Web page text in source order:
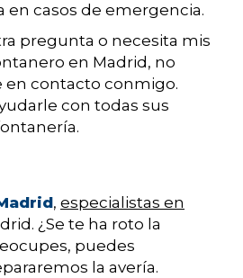
en casos de emergencia.
pregunta o necesita mis
en Madrid, no
en contacto conmigo.
con todas sus
, especialistas en
¿Se te ha roto la
puedes
la avería.